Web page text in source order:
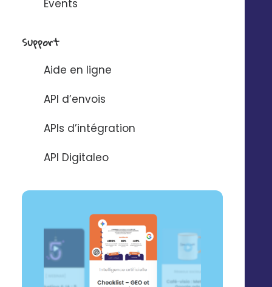
Events
Support
Aide en ligne
API d’envois
APIs d’intégration
API Digitaleo
PayPal